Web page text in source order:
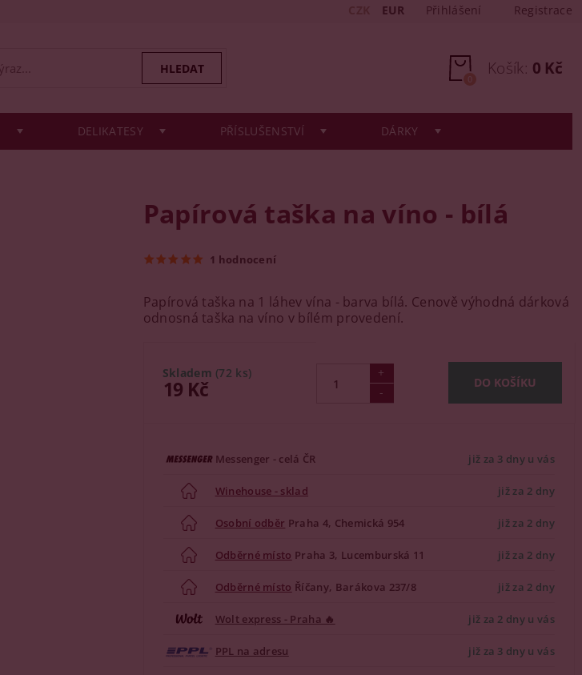
EUR Přihlášení Registrace
Košík: 0 Kč
0
DELIKATESY PŘÍSLUŠENSTVÍ DÁRKY
Papírová taška na víno - bílá
1 hodnocení
Papírová taška na 1 láhev vína - barva bílá. Cenově výhodná dárková
odnosná taška na víno v bílém provedení.
Skladem (72 ks)
19 Kč
Messenger - celá ČR již za 3 dny u vás
Winehouse - sklad již za 2 dny
Osobní odběr Praha 4, Chemická 954 již za 2 dny
Odběrné místo Praha 3, Lucemburská 11 již za 2 dny
Odběrné místo Říčany, Barákova 237/8 již za 2 dny
Wolt express - Praha 🔥 již za 2 dny u vás
PPL na adresu již za 3 dny u vás